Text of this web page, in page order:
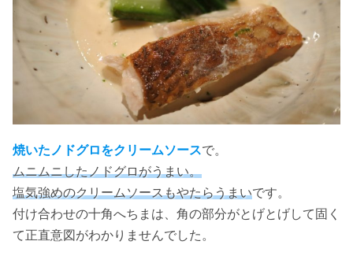
焼いたノドグロをクリームソースで。
ムニムニしたノドグロがうまい。
塩気強めのクリームソースもやたらうまいです。
付け合わせの十角へちまは、角の部分がとげとげして固く
て正直意図がわかりませんでした。